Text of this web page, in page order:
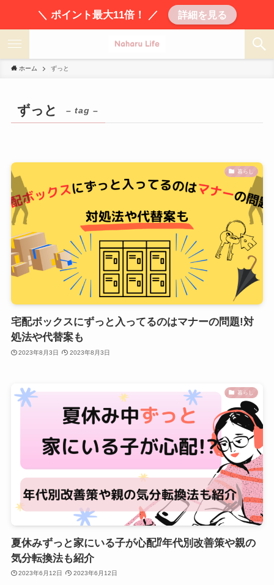
＼ ポイント最大11倍！ ／ 詳細を見る
ホーム ずっと
ずっと – tag –
暮らし
宅配ボックスにずっと入ってるのはマナーの問題!対
処法や代替案も
2023年8月3日 2023年8月3日
暮らし
夏休みずっと家にいる子が心配⁉年代別改善策や親の
気分転換法も紹介
2023年6月12日 2023年6月12日